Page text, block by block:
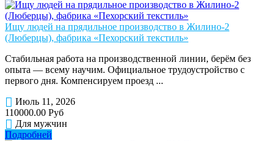
Ищу людей на прядильное производство в Жилино-2
(Люберцы), фабрика «Пехорский текстиль»
Стабильная работа на производственной линии, берём без
опыта — всему научим. Официальное трудоустройство с
первого дня. Компенсируем проезд ...
Июль 11, 2026
110000.00 Руб
Для мужчин
Подробней